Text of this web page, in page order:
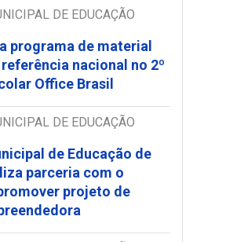
DE EDUCAÇÃO
programa de material
nacional no 2º
Office Brasil
DE EDUCAÇÃO
de Educação de
parceria com o
projeto de